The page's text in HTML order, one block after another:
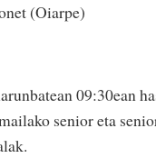
(Oiarpe)
09:30ean
senior eta